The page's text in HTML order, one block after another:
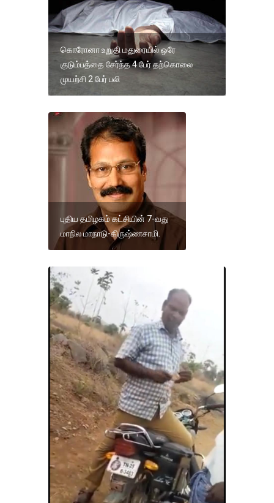
கொரோனா உறுதி மதுரையில் ஒரே
குடும்பத்தை சேர்ந்த 4 பேர் தற்கொலை
முயற்சி 2 பேர் பலி
புதிய தமிழகம் கட்சியின் 7-வது
மாநில மாநாடு-கிருஷ்ணசாமி.